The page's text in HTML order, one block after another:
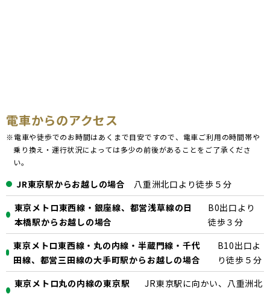
電車からのアクセス
※電車や徒歩でのお時間はあくまで目安ですので、電車ご利用の時間帯や
乗り換え・運行状況によっては多少の前後があることをご了承くださ
い。
JR東京駅からお越しの場合
八重洲北口より徒歩５分
東京メトロ東西線・銀座線、都営浅草線の日
本橋駅からお越しの場合
B0出口より
徒歩３分
東京メトロ東西線・丸の内線・半蔵門線・千代
田線、都営三田線の大手町駅からお越しの場合
B10出口よ
り徒歩５分
東京メトロ丸の内線の東京駅
JR東京駅に向かい、八重洲北